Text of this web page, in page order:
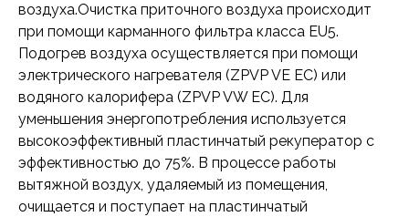
воздуха.Очистка приточного воздуха происходит
при помощи карманного фильтра класса EU5.
Подогрев воздуха осуществляется при помощи
электрического нагревателя (ZPVP VE EC) или
водяного калорифера (ZPVP VW EC). Для
уменьшения энергопотребления используется
высокоэффективный пластинчатый рекуператор с
эффективностью до 75%. В процессе работы
вытяжной воздух, удаляемый из помещения,
очищается и поступает на пластинчатый